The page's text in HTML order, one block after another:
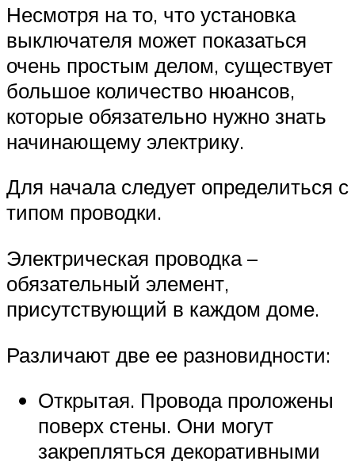
Несмотря на то, что установка
выключателя может показаться
очень простым делом, существует
большое количество нюансов,
которые обязательно нужно знать
начинающему электрику.
Для начала следует определиться с
типом проводки.
Электрическая проводка –
обязательный элемент,
присутствующий в каждом доме.
Различают две ее разновидности:
Открытая. Провода проложены
поверх стены. Они могут
закрепляться декоративными